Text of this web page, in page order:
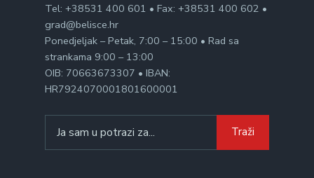
Tel: +38531 400 601 • Fax: +38531 400 602 •
grad@belisce.hr
Ponedjeljak – Petak, 7:00 – 15:00 • Rad sa
strankama 9:00 – 13:00
OIB: 70663673307 • IBAN:
HR7924070001801600001
for:
Traži